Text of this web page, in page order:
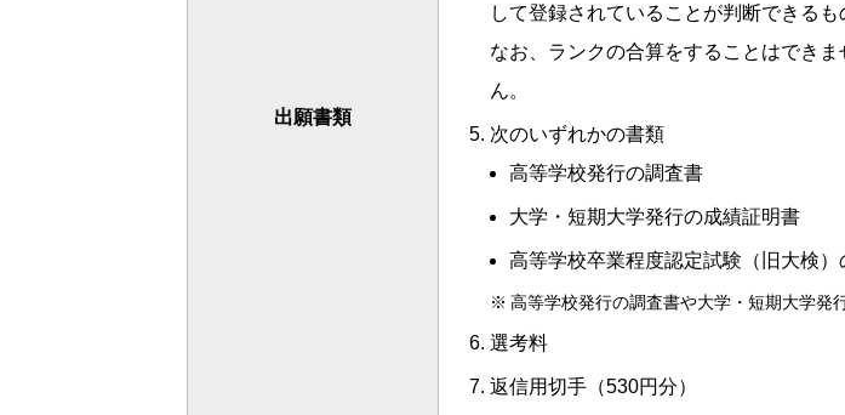
出願書類
して登録されていることが判断できるも
なお、ランクの合算をすることはでき
ん。
次のいずれかの書類
高等学校発行の調査書
大学・短期大学発行の成績証明書
高等学校卒業程度認定試験（旧大検
※ 高等学校発行の調査書や大学・短期大学発
選考料
返信用切手（530円分）